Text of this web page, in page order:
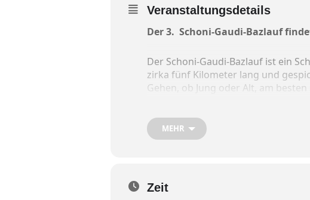
Veranstaltungsdetails
Der 3. Schoni-Gaudi-Bazlauf
Der Schoni-Gaudi-Bazlauf ist ein
zirka fünf Kilometer lang und
Gehen, ob Jung oder Alt, am besten
Start und Ziel befinden sich am
MEHR
Zeit